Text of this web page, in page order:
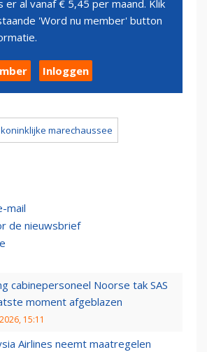
er al vanaf € 5,45 per maand. Klik
'Word nu member' button
Inloggen
koninklijke marechaussee
mail
de nieuwsbrief
cabinepersoneel Noorse tak SAS
moment afgeblazen
15:11
Airlines neemt maatregelen